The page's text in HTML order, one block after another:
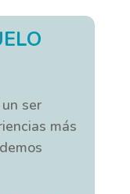
ser
más